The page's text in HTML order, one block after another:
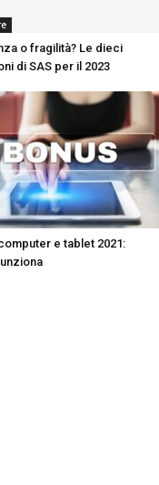
o fragilità? Le dieci
di SAS per il 2023
e tablet 2021: